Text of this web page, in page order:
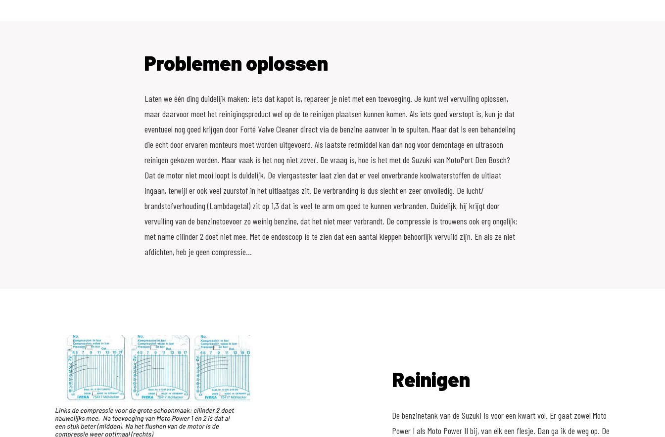
Problemen oplossen
Laten we één ding duidelijk maken: iets dat kapot is, repareer je niet met een toevoeging. Je kunt wel vervuiling oplossen,
maar daarvoor moet het reinigingsproduct wel op de te reinigen plaatsen kunnen komen. Als iets goed verstopt is, kun je dat
eventueel nog goed krijgen door Forté Valve Cleaner direct via de benzine aanvoer in te spuiten. Maar dat is een behandeling
die echt door ervaren monteurs moet worden uitgevoerd. Als laatste redmiddel kan dan nog voor demontage en ultrasoon
reinigen gekozen worden. Maar vaak is het nog niet zover. De vraag is, hoe is het met de Suzuki van MotoPort Den Bosch?
Dat de motor niet mooi loopt is duidelijk. De viergastester laat zien dat er veel onverbrande koolwaterstoffen de uitlaat
ingaan, terwijl er ook veel zuurstof in het uitlaatgas zit. De verbranding is dus slecht en zeer onvolledig. De lucht/
brandstofverhouding (Lambdagetal) zit op 1,3 dat is veel te arm om goed te kunnen verbranden. Duidelijk, hij krijgt door
vervuiling van de benzinetoevoer zo weinig benzine, dat het niet meer verbrandt. De compressie is trouwens ook erg ongelijk:
met name cilinder 2 doet niet mee. Met de endoscoop is te zien dat een aantal kleppen behoorlijk vervuild zijn. En als ze niet
afdichten, heb je geen compressie...
Reinigen
De benzinetank van de Suzuki is voor een kwart vol. Er gaat zowel Moto
Power I als Moto Power II bij, van elk een flesje. Dan ga ik de weg op. De